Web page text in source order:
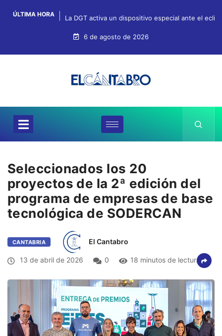
ÚLTIMA HORA La DGT activa un dispositivo especial ante el
6 de agosto de 2026
Seleccionados los 20
proyectos de la 2ª edición del
programa de empresas de base
tecnológica de SODERCAN
CANTABRIA El Cantabro
13 de abril de 2026 0 18 minutos de lectura